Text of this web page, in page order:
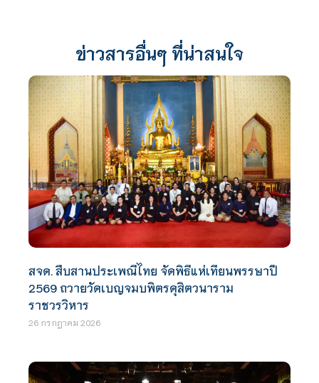
ข่าวสารอื่นๆ ที่น่าสนใจ
สจด. สืบสานประเพณีไทย จัดพิธีแห่เทียนพรรษาปี
2569 ถวายวัดเบญจมบพิตรดุสิตวนาราม
ราชวรวิหาร
26 กรกฎาคม 2026